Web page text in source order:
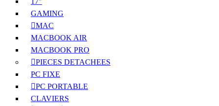
GAMING
MAC
MACBOOK AIR
MACBOOK PRO
PIECES DETACHEES
PC FIXE
PC PORTABLE
CLAVIERS